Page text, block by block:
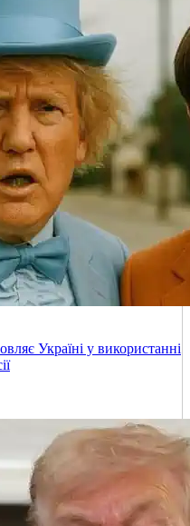
Україні у використанні